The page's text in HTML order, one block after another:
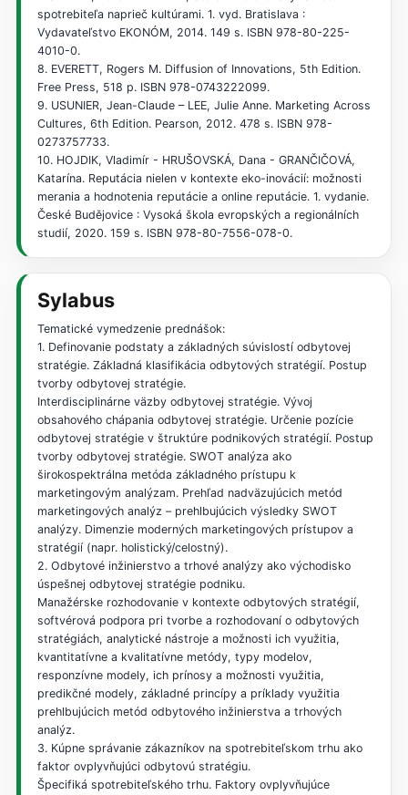
spotrebiteľa naprieč kultúrami. 1. vyd. Bratislava :
Vydavateľstvo EKONÓM, 2014. 149 s. ISBN 978-80-225-
4010-0.
8. EVERETT, Rogers M. Diffusion of Innovations, 5th Edition.
Free Press, 518 p. ISBN 978-0743222099.
9. USUNIER, Jean-Claude – LEE, Julie Anne. Marketing Across
Cultures, 6th Edition. Pearson, 2012. 478 s. ISBN 978-
0273757733.
10. HOJDIK, Vladimír - HRUŠOVSKÁ, Dana - GRANČIČOVÁ,
Katarína. Reputácia nielen v kontexte eko-inovácií: možnosti
merania a hodnotenia reputácie a online reputácie. 1. vydanie.
České Budějovice : Vysoká škola evropských a regionálních
studií, 2020. 159 s. ISBN 978-80-7556-078-0.
Sylabus
Tematické vymedzenie prednášok:
1. Definovanie podstaty a základných súvislostí odbytovej
stratégie. Základná klasifikácia odbytových stratégií. Postup
tvorby odbytovej stratégie.
Interdisciplinárne väzby odbytovej stratégie. Vývoj
obsahového chápania odbytovej stratégie. Určenie pozície
odbytovej stratégie v štruktúre podnikových stratégií. Postup
tvorby odbytovej stratégie. SWOT analýza ako
širokospektrálna metóda základného prístupu k
marketingovým analýzam. Prehľad nadväzujúcich metód
marketingových analýz – prehlbujúcich výsledky SWOT
analýzy. Dimenzie moderných marketingových prístupov a
stratégií (napr. holistický/celostný).
2. Odbytové inžinierstvo a trhové analýzy ako východisko
úspešnej odbytovej stratégie podniku.
Manažérske rozhodovanie v kontexte odbytových stratégií,
softvérová podpora pri tvorbe a rozhodovaní o odbytových
stratégiách, analytické nástroje a možnosti ich využitia,
kvantitatívne a kvalitatívne metódy, typy modelov,
responzívne modely, ich prínosy a možnosti využitia,
predikčné modely, základné princípy a príklady využitia
prehlbujúcich metód odbytového inžinierstva a trhových
analýz.
3. Kúpne správanie zákazníkov na spotrebiteľskom trhu ako
faktor ovplyvňujúci odbytovú stratégiu.
Špecifiká spotrebiteľského trhu. Faktory ovplyvňujúce